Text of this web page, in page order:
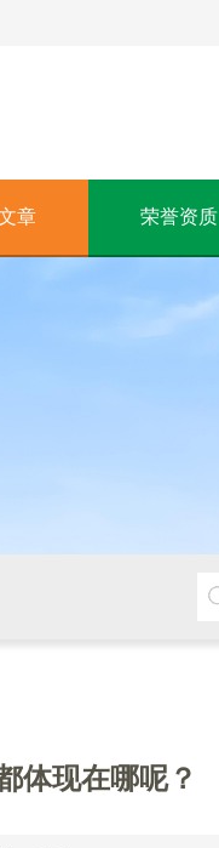
章 荣誉资质
体现在哪呢？